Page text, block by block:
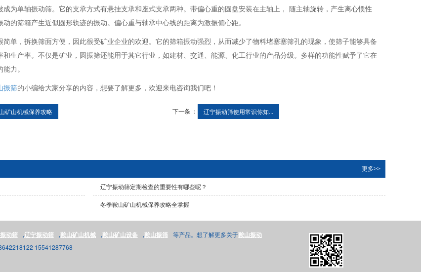
成为单轴振动筛。它的支承方式有悬挂支承和座式支承两种。带偏心重的圆盘安装在主轴上， 随主轴旋转，产生离心惯性
动的筛箱产生近似圆形轨迹的振动。偏心重与轴承中心线的距离为激振偏心距。
简单，拆换筛面方便，因此很受矿业企业的欢迎。它的筛箱振动强烈，从而减少了物料堵塞塞筛孔的现象，使筛子能够具备
和生产率。不仅是矿业，圆振筛还能用于其它行业，如建材、交通、能源、化工行业的产品分级。多样的功能性赋予了它在
力。
振筛的小编给大家分享的内容，想要了解更多，欢迎来电咨询我们吧！
矿山机械保养攻略 下一条 ： 辽宁振动筛​使用常识你知...
更多>>
辽宁振动筛定期检查的重要性有哪些呢？
冬季鞍山矿山机械保养攻略全掌握
动筛 ,辽宁振动筛 ,鞍山矿山机械 ,鞍山矿山设备 ,鞍山振筛 等产品。想了解更多关于鞍山振动
15541287768